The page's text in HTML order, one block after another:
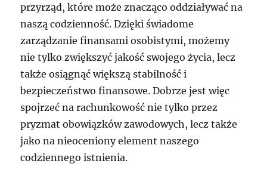
przyrząd, które może znacząco oddziaływać na
naszą codzienność. Dzięki świadome
zarządzanie finansami osobistymi, możemy
nie tylko zwiększyć jakość swojego życia, lecz
także osiągnąć większą stabilność i
bezpieczeństwo finansowe. Dobrze jest więc
spojrzeć na rachunkowość nie tylko przez
pryzmat obowiązków zawodowych, lecz także
jako na nieoceniony element naszego
codziennego istnienia.